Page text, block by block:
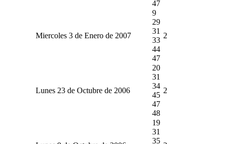
47
Miercoles 3 de Enero de 2007
9
29
31
33
44
47
2
Lunes 23 de Octubre de 2006
20
31
34
45
47
48
2
19
31
35